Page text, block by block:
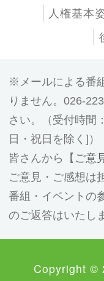
人権基本
メールによる番
りません。026-
さい。（受付時間
日・祝日を除く]）
皆さんから【 ご意
ご意見・ご感想は
番組・イベントの
のご返答はいたし
Copyright ©